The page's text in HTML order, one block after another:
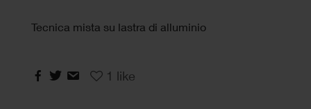
Tecnica mista su lastra di alluminio
1 like